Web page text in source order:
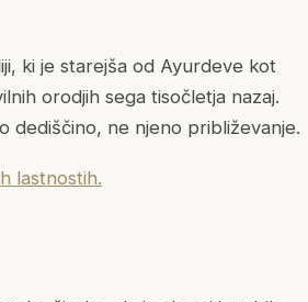
ki je starejša od Ayurdeve kot
orodjih sega tisočletja nazaj.
dediščino, ne njeno približevanje.
lastnostih.